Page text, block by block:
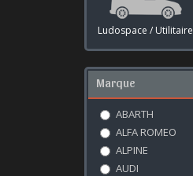
Ludospace / Utilitaire
Marque
ABARTH
ALFA ROMEO
ALPINE
AUDI